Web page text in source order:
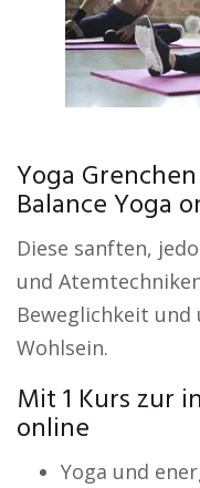
Yoga
Balance Yoga
Diese sanften,
und
Beweglichkeit
Wohlsein.
Mit 1 Kurs zur
online
Yoga und